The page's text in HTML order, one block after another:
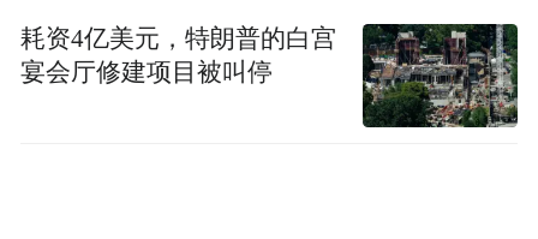
耗资4亿美元，特朗普的白宫
宴会厅修建项目被叫停